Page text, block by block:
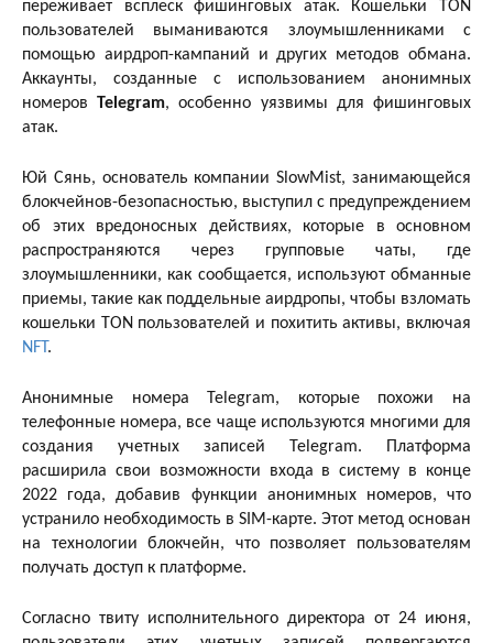
переживает всплеск фишинговых атак. Кошельки TON
пользователей выманиваются злоумышленниками с
помощью аирдроп-кампаний и других методов обмана.
Аккаунты, созданные с использованием анонимных
номеровTelegram, особенно уязвимы для фишинговых
атак.
Юй Сянь, основатель компании SlowMist, занимающейся
блокчейнов-безопасностью, выступил с предупреждением
об этих вредоносных действиях, которые в основном
распространяются через групповые чаты, где
злоумышленники, как сообщается, используют обманные
приемы, такие как поддельные аирдропы, чтобы взломать
кошельки TON пользователей и похитить активы, включая
NFT .
Анонимные номера Telegram, которые похожи на
телефонные номера, все чаще используются многими для
создания учетных записей Telegram. Платформа
расширила свои возможности входа в систему в конце
2022 года, добавив функции анонимных номеров, что
устранило необходимость в SIM-карте. Этот метод основан
на технологии блокчейн, что позволяет пользователям
получать доступ к платформе.
Согласно твиту исполнительного директора от 24 июня,